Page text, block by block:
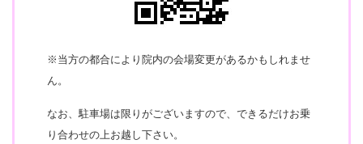
※当方の都合により院内の会場変更があるかもしれませ
ん。
なお、駐車場は限りがございますので、できるだけお乗
り合わせの上お越し下さい。